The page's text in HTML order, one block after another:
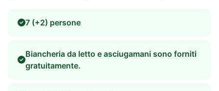
7 (+2) persone
Biancheria da letto e asciugamani sono forniti
gratuitamente.